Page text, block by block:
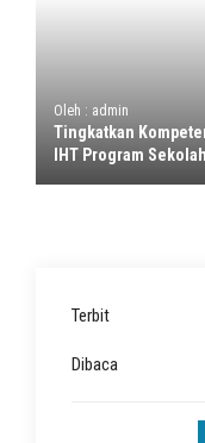
Oleh : admin
Tingkatkan
IHT Program
Terbit
Dibaca